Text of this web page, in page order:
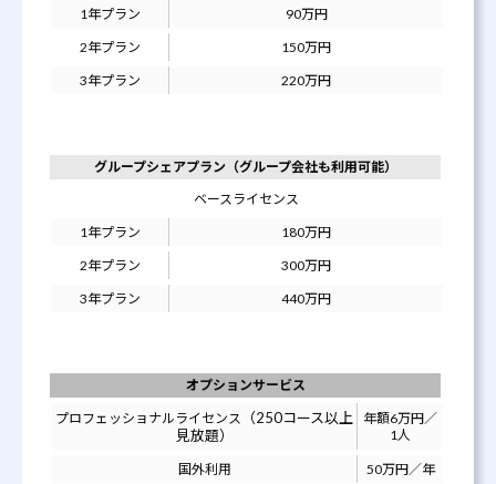
1年プラン
90万円
2年プラン
150万円
3年プラン
220万円
グループシェアプラン（グループ会社も利用可能）
ベースライセンス
1年プラン
180万円
2年プラン
300万円
3年プラン
440万円
オプションサービス
プロフェッショナルライセンス （250コース以上
見放題）
年額6万円／
1人
国外利用 50万円／年